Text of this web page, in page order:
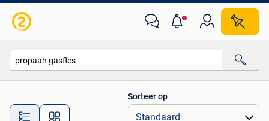
Alle afstanden…
Sorteer op